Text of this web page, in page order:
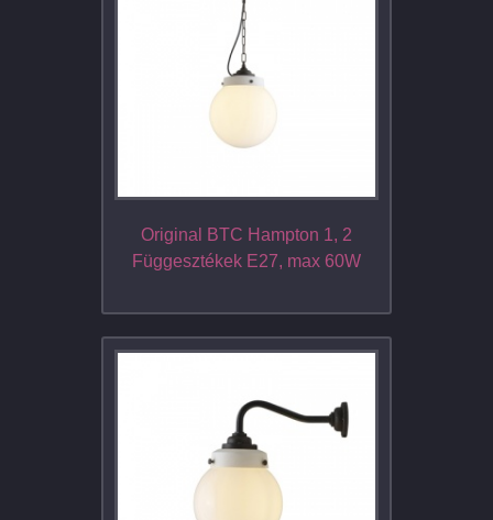
Original BTC Hampton 1, 2
Függesztékek E27, max 60W